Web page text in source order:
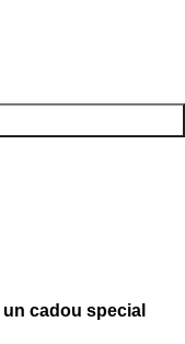
un cadou special